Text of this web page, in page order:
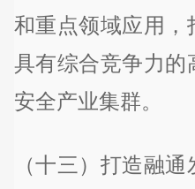
和重点领域应用，
具有综合竞争力的
安全产业集群。
（十三）打造融